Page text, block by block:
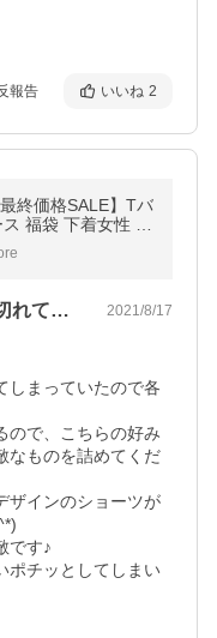
報告 いいね 2
終価格SALE】Tバ
福袋 下着女性 メ
ット まとめ買い
今回、エレガントタイプが売り切れてしま… 2021/8/17
しまっていたので各
ので、こちらの好み
なものを詰めてくだ
ザインのショーツが
です♪
ポチッとしてしまい